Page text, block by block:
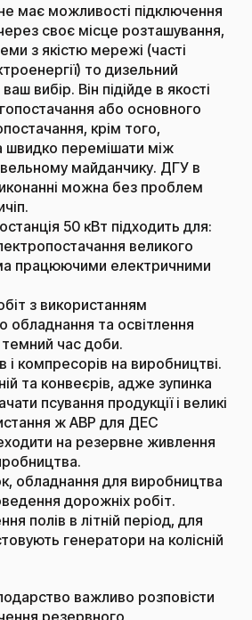
має можливості підключення
своє місце розташування,
з якістю мережі (часті
то дизельний
вибір. Він підійде в якості
або основного
крім того,
перемішати між
майданчику. ДГУ в
можна без проблем
50 кВт підходить для:
великого
працюючими електричними
з використанням
обладнання та освітлення
темний час доби.
і компресорів на виробництві.
та конвеєрів, адже зупинка
псування продукції і великі
ж АВР для ДЕС
на резервне живлення
обладнання для виробництва
дорожніх робіт.
полів в літній період, для
генератори на колісній
важливо розповісти
резервного